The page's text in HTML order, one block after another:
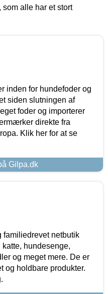
, som alle har et stort
inden for hundefoder og
siden slutningen af
foder og importerer
direkte fra
Klik her for at se
Gilpa.dk
familiedrevet netbutik
hundesenge,
og meget mere. De er
og holdbare produkter.